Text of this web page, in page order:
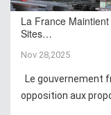
La France
Sites…
Nov 28,2025
Le gouvernement
opposition aux